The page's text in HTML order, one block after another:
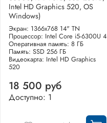
Intel HD Graphics 520, OS
Windows)
Экран: 1366x768 14" TN
Процессор: Intel Core i5-6300U 4
Оперативная память: 8 ГБ
Память: SSD 256 ГБ
Видеокарта: Intel HD Graphics
520
18 500 руб
Доступно: 1